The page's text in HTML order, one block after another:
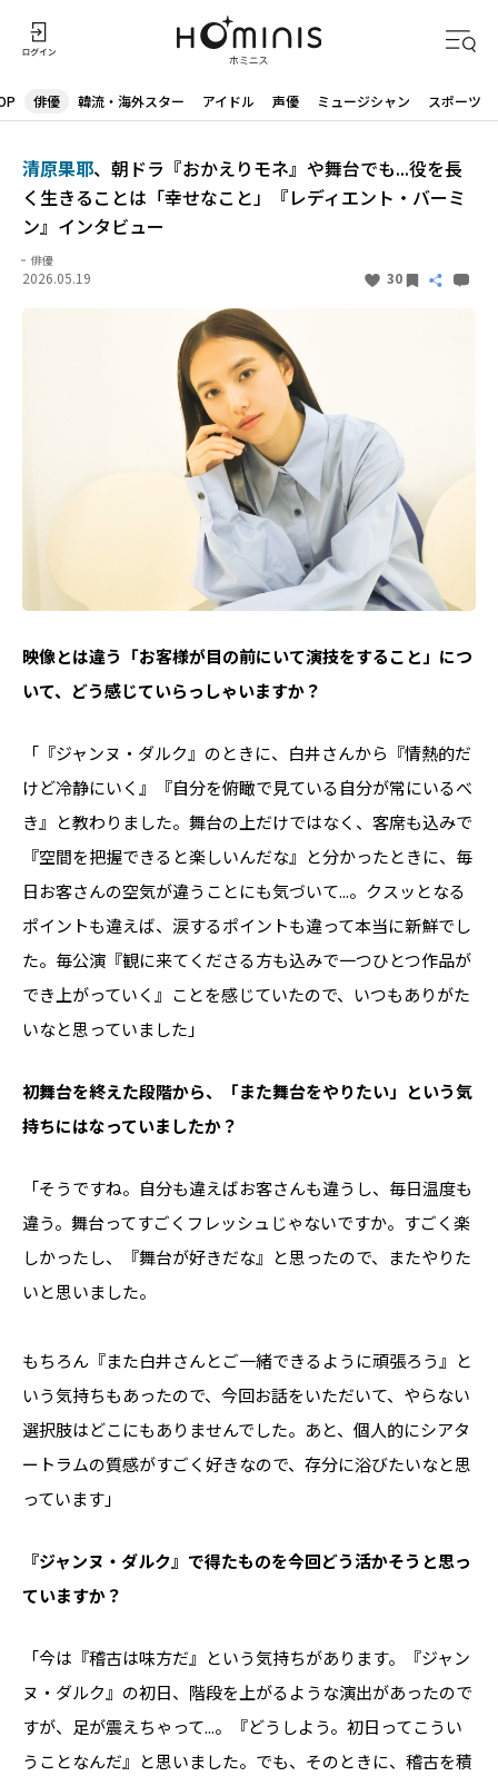
俳優 韓流・海外スター アイドル 声優 ミュージシャン スポーツ
清原果耶、朝ドラ『おかえりモネ』や舞台でも...役を長
く生きることは「幸せなこと」『レディエント・バーミ
ン』インタビュー
俳優
2026.05.19 30
――映像とは違う「お客様が目の前にいて演技をすること」につ
いて、どう感じていらっしゃいますか？
「『ジャンヌ・ダルク』のときに、白井さんから『情熱的だ
けど冷静にいく』『自分を俯瞰で見ている自分が常にいるべ
き』と教わりました。舞台の上だけではなく、客席も込みで
『空間を把握できると楽しいんだな』と分かったときに、毎
日お客さんの空気が違うことにも気づいて...。クスッとなる
ポイントも違えば、涙するポイントも違って本当に新鮮でし
た。毎公演『観に来てくださる方も込みで一つひとつ作品が
でき上がっていく』ことを感じていたので、いつもありがた
いなと思っていました」
――初舞台を終えた段階から、「また舞台をやりたい」という気
持ちにはなっていましたか？
「そうですね。自分も違えばお客さんも違うし、毎日温度も
違う。舞台ってすごくフレッシュじゃないですか。すごく楽
しかったし、『舞台が好きだな』と思ったので、またやりた
いと思いました。
もちろん『また白井さんとご一緒できるように頑張ろう』と
いう気持ちもあったので、今回お話をいただいて、やらない
選択肢はどこにもありませんでした。あと、個人的にシアタ
ートラムの質感がすごく好きなので、存分に浴びたいなと思
っています」
――『ジャンヌ・ダルク』で得たものを今回どう活かそうと思っ
ていますか？
「今は『稽古は味方だ』という気持ちがあります。『ジャン
ヌ・ダルク』の初日、階段を上がるような演出があったので
すが、足が震えちゃって...。『どうしよう。初日ってこうい
うことなんだ』と思いました。でも、そのときに、稽古を積